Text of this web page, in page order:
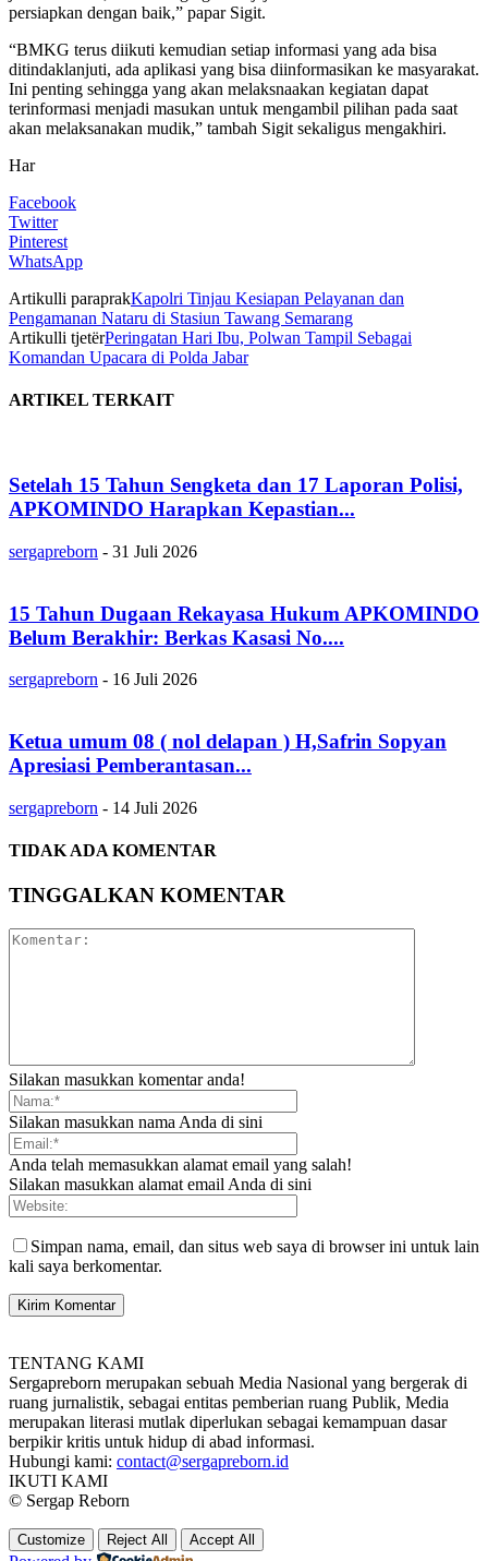
persiapkan dengan baik,” papar Sigit.
“BMKG terus diikuti kemudian setiap informasi yang ada bisa
ditindaklanjuti, ada aplikasi yang bisa diinformasikan ke masyarakat.
Ini penting sehingga yang akan melaksnaakan kegiatan dapat
terinformasi menjadi masukan untuk mengambil pilihan pada saat
akan melaksanakan mudik,” tambah Sigit sekaligus mengakhiri.
Har
Facebook
Twitter
Pinterest
WhatsApp
Artikulli paraprakKapolri Tinjau Kesiapan Pelayanan dan
Pengamanan Nataru di Stasiun Tawang Semarang
Artikulli tjetërPeringatan Hari Ibu, Polwan Tampil Sebagai
Komandan Upacara di Polda Jabar
ARTIKEL TERKAIT
Setelah 15 Tahun Sengketa dan 17 Laporan Polisi,
APKOMINDO Harapkan Kepastian...
sergapreborn - 31 Juli 2026
15 Tahun Dugaan Rekayasa Hukum APKOMINDO
Belum Berakhir: Berkas Kasasi No....
sergapreborn - 16 Juli 2026
Ketua umum 08 ( nol delapan ) H,Safrin Sopyan
Apresiasi Pemberantasan...
sergapreborn - 14 Juli 2026
TIDAK ADA KOMENTAR
TINGGALKAN KOMENTAR
Silakan masukkan komentar anda!
Silakan masukkan nama Anda di sini
Anda telah memasukkan alamat email yang salah!
Silakan masukkan alamat email Anda di sini
Simpan nama, email, dan situs web saya di browser ini untuk lain
kali saya berkomentar.
TENTANG KAMI
Sergapreborn merupakan sebuah Media Nasional yang bergerak di
ruang jurnalistik, sebagai entitas pemberian ruang Publik, Media
merupakan literasi mutlak diperlukan sebagai kemampuan dasar
berpikir kritis untuk hidup di abad informasi.
Hubungi kami: contact@sergapreborn.id
IKUTI KAMI
© Sergap Reborn
Customize Reject All Accept All